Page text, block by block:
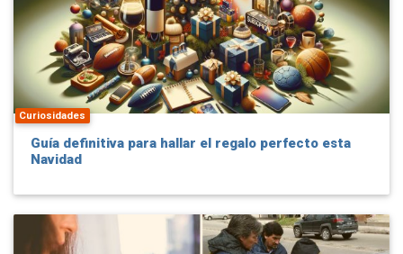
Curiosidades
Guía definitiva para hallar el regalo perfecto esta
Navidad